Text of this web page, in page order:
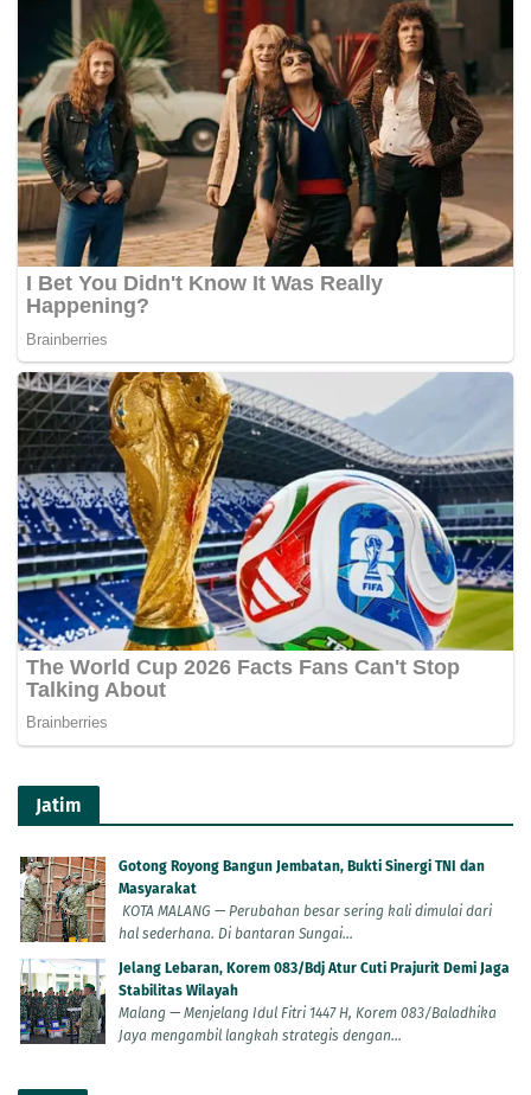
Jatim
Gotong Royong Bangun Jembatan, Bukti Sinergi TNI dan
Masyarakat
KOTA MALANG — Perubahan besar sering kali dimulai dari
hal sederhana. Di bantaran Sungai...
Jelang Lebaran, Korem 083/Bdj Atur Cuti Prajurit Demi Jaga
Stabilitas Wilayah
Malang — Menjelang Idul Fitri 1447 H, Korem 083/Baladhika
Jaya mengambil langkah strategis dengan...